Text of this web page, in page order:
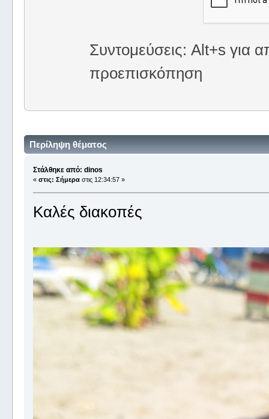
Συντομεύσεις: Alt+s για
προεπισκόπηση
Περίληψη θέματος
Στάλθηκε από: dinos
« στις: Σήμεραστις 12:34:57 »
Καλές διακοπές